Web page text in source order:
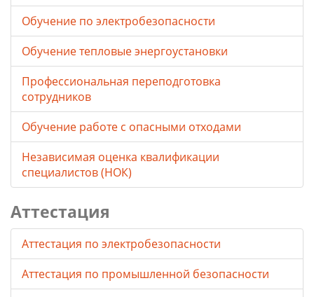
Обучение по электробезопасности
Обучение тепловые энергоустановки
Профессиональная переподготовка
сотрудников
Обучение работе с опасными отходами
Независимая оценка квалификации
специалистов (НОК)
Аттестация
Аттестация по электробезопасности
Аттестация по промышленной безопасности